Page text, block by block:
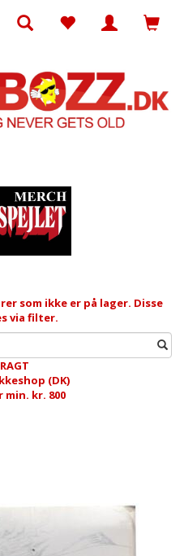
som ikke er på lager. Disse
via filter.
(DK)
kr. 800